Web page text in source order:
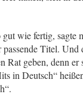
wie fertig, sagte
passende Titel.
Rat geben, denn er
in Deutsch“